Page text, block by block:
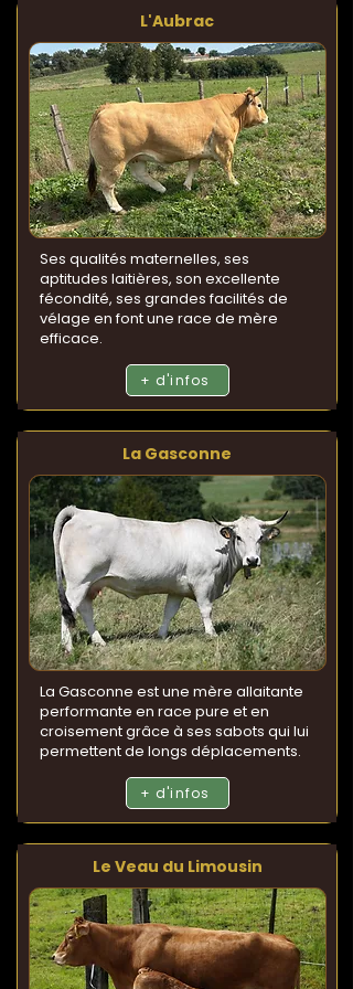
L'Aubrac
Ses qualités maternelles, ses
aptitudes laitières, son excellente
fécondité, ses grandes facilités de
vélage en font une race de mère
efficace.
+ d'infos
La Gasconne
La Gasconne est une mère allaitante
performante en race pure et en
croisement grâce à ses sabots qui lui
permettent de longs déplacements.
+ d'infos
Le Veau du Limousin